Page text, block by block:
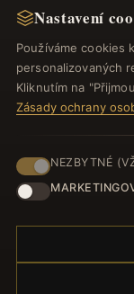
Nastavení
Používáme cookies
personalizovaných
Kliknutím na
Zásady ochrany
NEZBYTNÉ
Kontaktujte nás
RYCHLÉ
Nové produkty
Recenze
Přihlásit se